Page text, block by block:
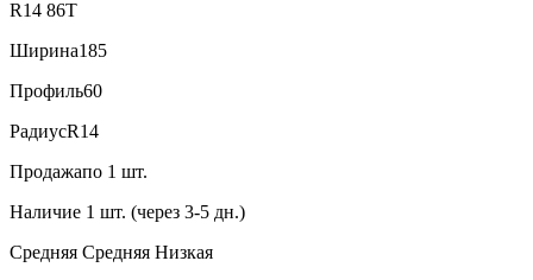
R14 86T
Ширина185
Профиль60
РадиусR14
Продажапо 1 шт.
Наличие 1 шт. (через 3-5 дн.)
Средняя Средняя Низкая